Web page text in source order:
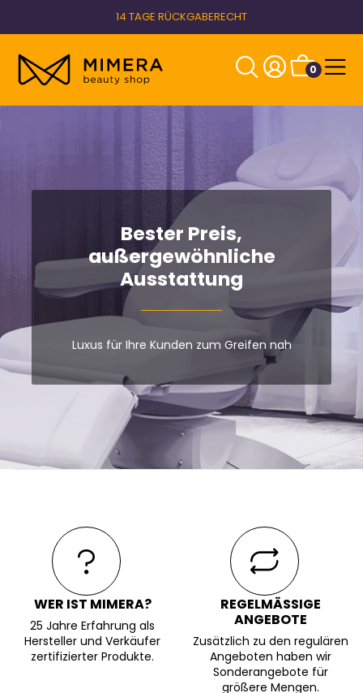
14 TAGE RÜCKGABERECHT
0
Bester Preis,
außergewöhnliche
Ausstattung
Luxus für Ihre Kunden zum Greifen nah
WER IST MIMERA?
25 Jahre Erfahrung als
Hersteller und Verkäufer
zertifizierter Produkte.
REGELMÄSSIGE A
NGEBOTE
Zusätzlich zu den regulären
Angeboten haben wir
Sonderangebote für
größere Mengen.